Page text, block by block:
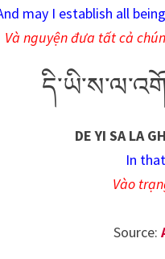
may I establish all
Và nguyện đưa tất cả
DE YI SA LA
In
Vào
Source: